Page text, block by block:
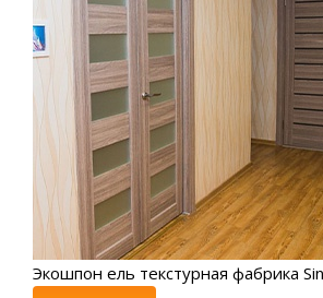
Экошпон ель текстурная фабрика